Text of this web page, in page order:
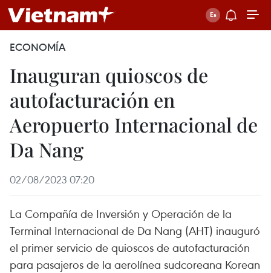
ECONOMÍA
Inauguran quioscos de
autofacturación en
Aeropuerto Internacional de
Da Nang
02/08/2023 07:20
La Compañía de Inversión y Operación de la
Terminal Internacional de Da Nang (AHT) inauguró
el primer servicio de quioscos de autofacturación
para pasajeros de la aerolínea sudcoreana Korean